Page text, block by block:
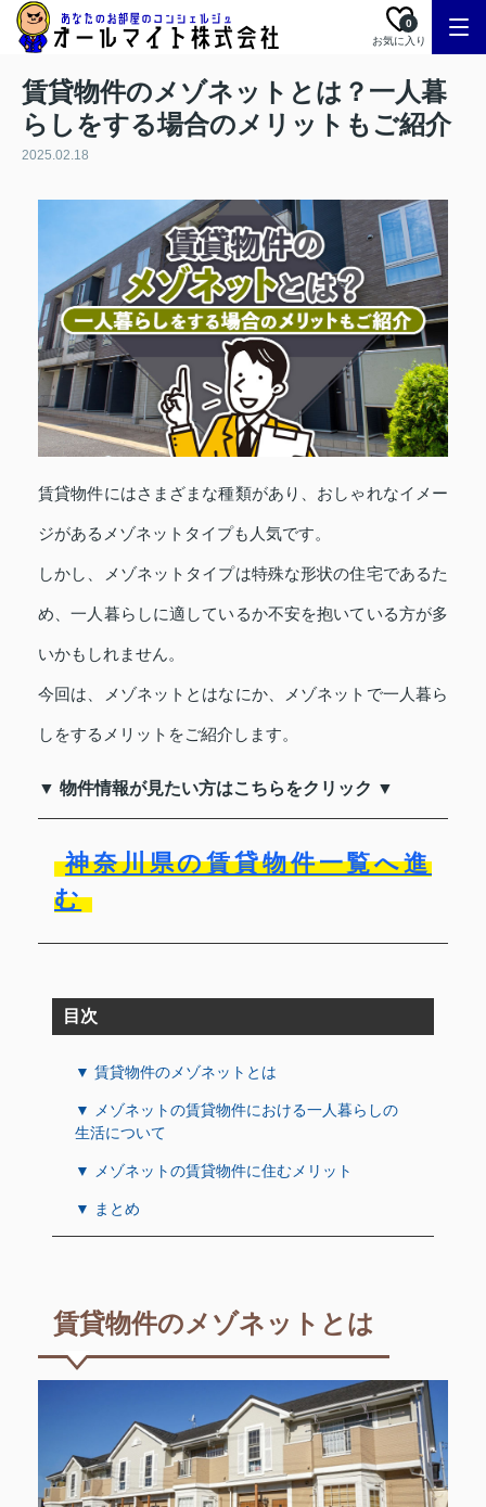
お気に入り
0
賃貸物件のメゾネットとは？一人暮
らしをする場合のメリットもご紹介
2025.02.18
賃貸物件にはさまざまな種類があり、おしゃれなイメー
ジがあるメゾネットタイプも人気です。
しかし、メゾネットタイプは特殊な形状の住宅であるた
め、一人暮らしに適しているか不安を抱いている方が多
いかもしれません。
今回は、メゾネットとはなにか、メゾネットで一人暮ら
しをするメリットをご紹介します。
▼ 物件情報が見たい方はこちらをクリック ▼
神奈川県の賃貸物件一覧へ進
む
目次
▼ 賃貸物件のメゾネットとは
▼ メゾネットの賃貸物件における一人暮らしの
生活について
▼ メゾネットの賃貸物件に住むメリット
▼ まとめ
賃貸物件のメゾネットとは